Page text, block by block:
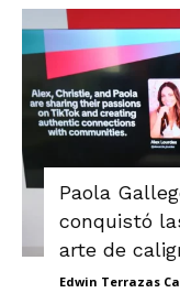
Paola
conquistó
arte de
Edwin Terrazas